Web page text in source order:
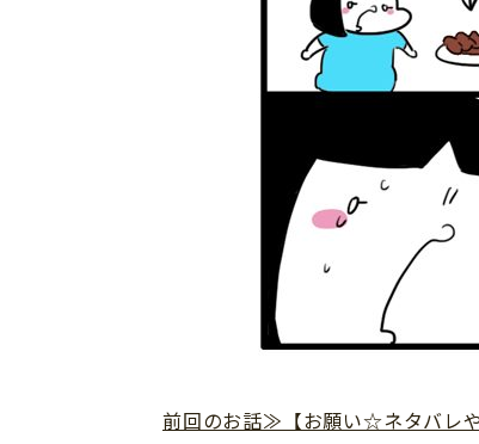
前回のお話≫【お願い☆ネタバレ